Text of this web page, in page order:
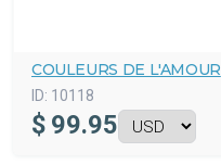
COULEURS DE L'AMOUR
ID: 10118
$ 99.95